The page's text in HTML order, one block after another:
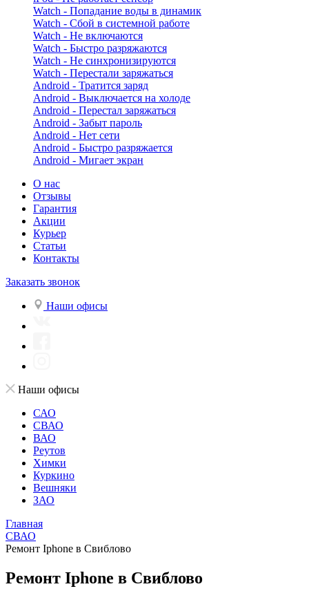
Watch - Попадание воды в динамик
Watch - Сбой в системной работе
Watch - Не включаются
Watch - Быстро разряжаются
Watch - Не синхронизируются
Watch - Перестали заряжаться
Android - Тратится заряд
Android - Выключается на холоде
Android - Перестал заряжаться
Android - Забыт пароль
Android - Нет сети
Android - Быстро разряжается
Android - Мигает экран
О нас
Отзывы
Гарантия
Акции
Курьер
Статьи
Контакты
Заказать звонок
Наши офисы
Наши офисы
САО
СВАО
ВАО
Реутов
Химки
Куркино
Вешняки
ЗАО
Главная
СВАО
Ремонт Iphone в Свиблово
Ремонт Iphone в Свиблово